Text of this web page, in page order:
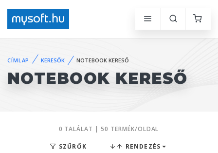
CÍMLAP KERESŐK NOTEBOOK KERESŐ
NOTEBOOK KERESŐ
0 TALÁLAT | 50 TERMÉK/OLDAL
SZŰRŐK RENDEZÉS